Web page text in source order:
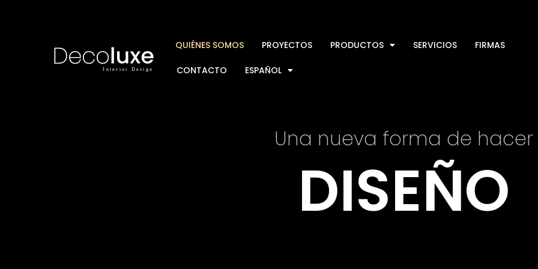
QUIÉNES SOMOS PROYECTOS PRODUCTOS SERVICIOS FIRMAS
CONTACTO ESPAÑOL
Una nueva forma de hacer
DISEÑO